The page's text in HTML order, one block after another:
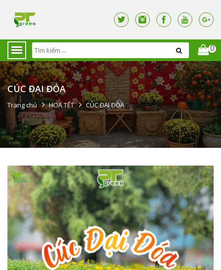
0
CÚC ĐẠI ĐÓA
Trang chủ HOA TẾT CÚC ĐẠI ĐÓA